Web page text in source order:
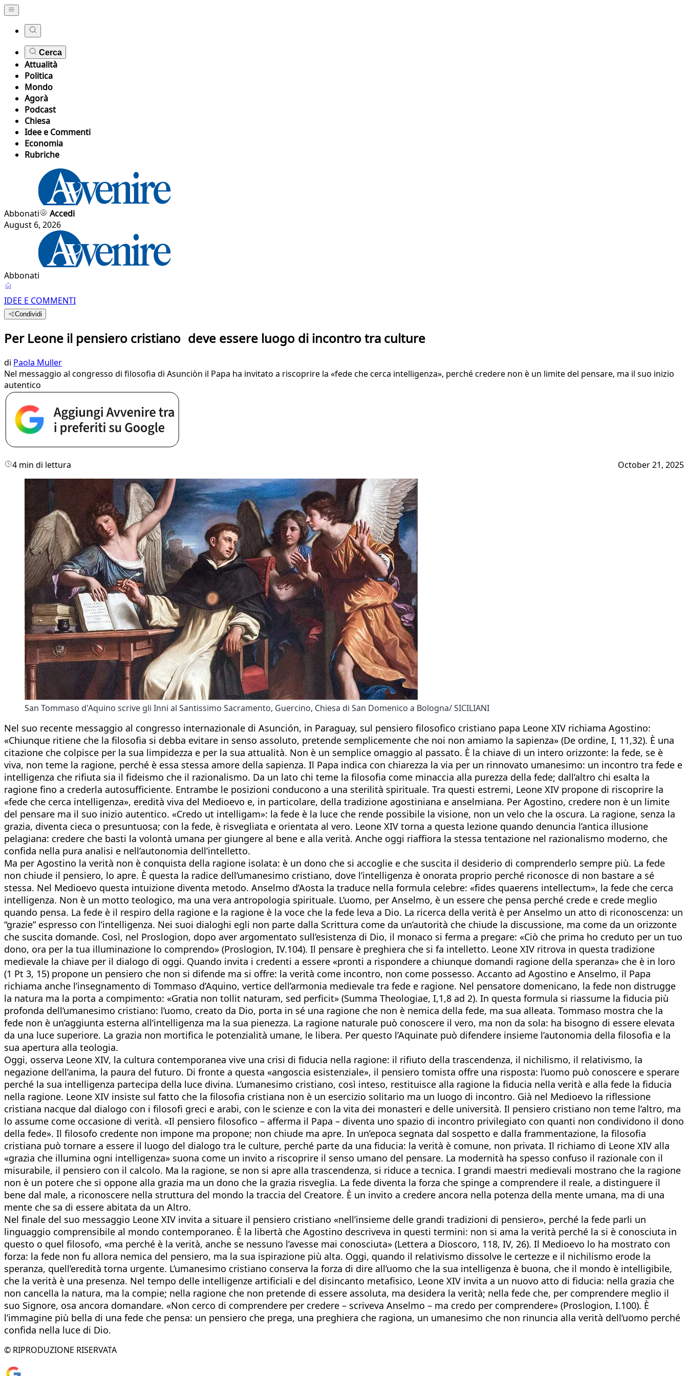
Cerca
Attualità
Politica
Mondo
Agorà
Podcast
Chiesa
Idee e Commenti
Economia
Rubriche
Abbonati
Accedi
August 6, 2026
Abbonati
IDEE E COMMENTI
Condividi
Per Leone il pensiero cristiano deve essere luogo di incontro tra culture
di Paola Muller
Nel messaggio al congresso di filosofia di Asunciòn il Papa ha invitato a riscoprire la «fede che cerca intelligenza», perché credere non è un limite del pensare, ma il suo inizio
autentico
4 min di lettura October 21, 2025
San Tommaso d'Aquino scrive gli Inni al Santissimo Sacramento, Guercino, Chiesa di San Domenico a Bologna/ SICILIANI
Nel suo recente messaggio al congresso internazionale di Asunción, in Paraguay, sul pensiero filosofico cristiano papa Leone XIV richiama Agostino:
«Chiunque ritiene che la filosofia si debba evitare in senso assoluto, pretende semplicemente che noi non amiamo la sapienza» (De ordine, I, 11,32). È una
citazione che colpisce per la sua limpidezza e per la sua attualità. Non è un semplice omaggio al passato. È la chiave di un intero orizzonte: la fede, se è
viva, non teme la ragione, perché è essa stessa amore della sapienza. Il Papa indica con chiarezza la via per un rinnovato umanesimo: un incontro tra fede e
intelligenza che rifiuta sia il fideismo che il razionalismo. Da un lato chi teme la filosofia come minaccia alla purezza della fede; dall’altro chi esalta la
ragione fino a crederla autosufficiente. Entrambe le posizioni conducono a una sterilità spirituale. Tra questi estremi, Leone XIV propone di riscoprire la
«fede che cerca intelligenza», eredità viva del Medioevo e, in particolare, della tradizione agostiniana e anselmiana. Per Agostino, credere non è un limite
del pensare ma il suo inizio autentico. «Credo ut intelligam»: la fede è la luce che rende possibile la visione, non un velo che la oscura. La ragione, senza la
grazia, diventa cieca o presuntuosa; con la fede, è risvegliata e orientata al vero. Leone XIV torna a questa lezione quando denuncia l’antica illusione
pelagiana: credere che basti la volontà umana per giungere al bene e alla verità. Anche oggi riaffiora la stessa tentazione nel razionalismo moderno, che
confida nella pura analisi e nell’autonomia dell’intelletto.
Ma per Agostino la verità non è conquista della ragione isolata: è un dono che si accoglie e che suscita il desiderio di comprenderlo sempre più. La fede
non chiude il pensiero, lo apre. È questa la radice dell’umanesimo cristiano, dove l’intelligenza è onorata proprio perché riconosce di non bastare a sé
stessa. Nel Medioevo questa intuizione diventa metodo. Anselmo d’Aosta la traduce nella formula celebre: «fides quaerens intellectum», la fede che cerca
intelligenza. Non è un motto teologico, ma una vera antropologia spirituale. L’uomo, per Anselmo, è un essere che pensa perché crede e crede meglio
quando pensa. La fede è il respiro della ragione e la ragione è la voce che la fede leva a Dio. La ricerca della verità è per Anselmo un atto di riconoscenza: un
“grazie” espresso con l’intelligenza. Nei suoi dialoghi egli non parte dalla Scrittura come da un’autorità che chiude la discussione, ma come da un orizzonte
che suscita domande. Così, nel Proslogion, dopo aver argomentato sull’esistenza di Dio, il monaco si ferma a pregare: «Ciò che prima ho creduto per un tuo
dono, ora per la tua illuminazione lo comprendo» (Proslogion, IV.104). Il pensare è preghiera che si fa intelletto. Leone XIV ritrova in questa tradizione
medievale la chiave per il dialogo di oggi. Quando invita i credenti a essere «pronti a rispondere a chiunque domandi ragione della speranza» che è in loro
(1 Pt 3, 15) propone un pensiero che non si difende ma si offre: la verità come incontro, non come possesso. Accanto ad Agostino e Anselmo, il Papa
richiama anche l’insegnamento di Tommaso d’Aquino, vertice dell’armonia medievale tra fede e ragione. Nel pensatore domenicano, la fede non distrugge
la natura ma la porta a compimento: «Gratia non tollit naturam, sed perficit» (Summa Theologiae, I,1,8 ad 2). In questa formula si riassume la fiducia più
profonda dell’umanesimo cristiano: l’uomo, creato da Dio, porta in sé una ragione che non è nemica della fede, ma sua alleata. Tommaso mostra che la
fede non è un’aggiunta esterna all’intelligenza ma la sua pienezza. La ragione naturale può conoscere il vero, ma non da sola: ha bisogno di essere elevata
da una luce superiore. La grazia non mortifica le potenzialità umane, le libera. Per questo l’Aquinate può difendere insieme l’autonomia della filosofia e la
sua apertura alla teologia.
Oggi, osserva Leone XIV, la cultura contemporanea vive una crisi di fiducia nella ragione: il rifiuto della trascendenza, il nichilismo, il relativismo, la
negazione dell’anima, la paura del futuro. Di fronte a questa «angoscia esistenziale», il pensiero tomista offre una risposta: l’uomo può conoscere e sperare
perché la sua intelligenza partecipa della luce divina. L’umanesimo cristiano, così inteso, restituisce alla ragione la fiducia nella verità e alla fede la fiducia
nella ragione. Leone XIV insiste sul fatto che la filosofia cristiana non è un esercizio solitario ma un luogo di incontro. Già nel Medioevo la riflessione
cristiana nacque dal dialogo con i filosofi greci e arabi, con le scienze e con la vita dei monasteri e delle università. Il pensiero cristiano non teme l’altro, ma
lo assume come occasione di verità. «Il pensiero filosofico – afferma il Papa – diventa uno spazio di incontro privilegiato con quanti non condividono il dono
della fede». Il filosofo credente non impone ma propone; non chiude ma apre. In un’epoca segnata dal sospetto e dalla frammentazione, la filosofia
cristiana può tornare a essere il luogo del dialogo tra le culture, perché parte da una fiducia: la verità è comune, non privata. Il richiamo di Leone XIV alla
«grazia che illumina ogni intelligenza» suona come un invito a riscoprire il senso umano del pensare. La modernità ha spesso confuso il razionale con il
misurabile, il pensiero con il calcolo. Ma la ragione, se non si apre alla trascendenza, si riduce a tecnica. I grandi maestri medievali mostrano che la ragione
non è un potere che si oppone alla grazia ma un dono che la grazia risveglia. La fede diventa la forza che spinge a comprendere il reale, a distinguere il
bene dal male, a riconoscere nella struttura del mondo la traccia del Creatore. È un invito a credere ancora nella potenza della mente umana, ma di una
mente che sa di essere abitata da un Altro.
Nel finale del suo messaggio Leone XIV invita a situare il pensiero cristiano «nell’insieme delle grandi tradizioni di pensiero», perché la fede parli un
linguaggio comprensibile al mondo contemporaneo. È la libertà che Agostino descriveva in questi termini: non si ama la verità perché la si è conosciuta in
questo o quel filosofo, «ma perché è la verità, anche se nessuno l’avesse mai conosciuta» (Lettera a Dioscoro, 118, IV, 26). Il Medioevo lo ha mostrato con
forza: la fede non fu allora nemica del pensiero, ma la sua ispirazione più alta. Oggi, quando il relativismo dissolve le certezze e il nichilismo erode la
speranza, quell’eredità torna urgente. L’umanesimo cristiano conserva la forza di dire all’uomo che la sua intelligenza è buona, che il mondo è intelligibile,
che la verità è una presenza. Nel tempo delle intelligenze artificiali e del disincanto metafisico, Leone XIV invita a un nuovo atto di fiducia: nella grazia che
non cancella la natura, ma la compie; nella ragione che non pretende di essere assoluta, ma desidera la verità; nella fede che, per comprendere meglio il
suo Signore, osa ancora domandare. «Non cerco di comprendere per credere – scriveva Anselmo – ma credo per comprendere» (Proslogion, I.100). È
l’immagine più bella di una fede che pensa: un pensiero che prega, una preghiera che ragiona, un umanesimo che non rinuncia alla verità dell’uomo perché
confida nella luce di Dio.
© RIPRODUZIONE RISERVATA